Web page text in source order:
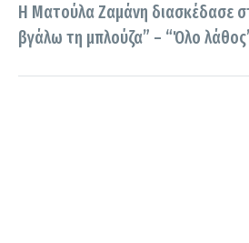
Η Ματούλα Ζαμάνη διασκέδασε
βγάλω τη μπλούζα” – “Όλο